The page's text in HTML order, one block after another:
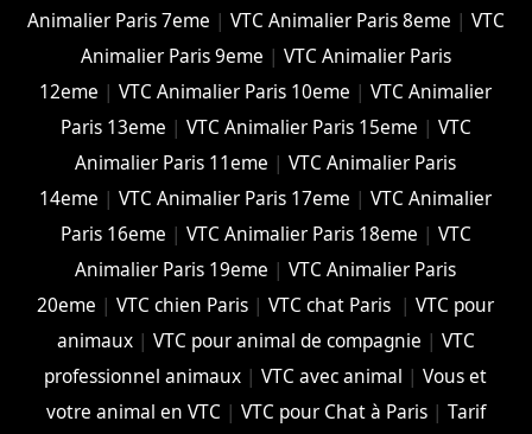
Animalier Paris 7eme | VTC Animalier Paris 8eme | VTC
Animalier Paris 9eme | VTC Animalier Paris
12eme |VTC Animalier Paris 10eme |VTC Animalier
Paris 13eme | VTC Animalier Paris 15eme | VTC
Animalier Paris 11eme |VTC Animalier Paris
14eme |VTC Animalier Paris 17eme |VTC Animalier
Paris 16eme | VTC Animalier Paris 18eme | VTC
Animalier Paris 19eme |VTC Animalier Paris
20eme |VTC chien Paris |VTC chat Paris |VTC pour
animaux| VTC pour animal de compagnie | VTC
professionnel animaux |VTC avec animal |Vous et
votre animal en VTC | VTC pour Chat à Paris| Tarif